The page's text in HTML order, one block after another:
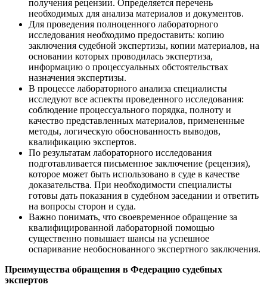
получения рецензии. Определяется перечень
необходимых для анализа материалов и документов.
Для проведения полноценного лабораторного
исследования необходимо предоставить: копию
заключения судебной экспертизы, копии материалов, на
основании которых проводилась экспертиза,
информацию о процессуальных обстоятельствах
назначения экспертизы.
В процессе лабораторного анализа специалисты
исследуют все аспекты проведенного исследования:
соблюдение процессуального порядка, полноту и
качество представленных материалов, примененные
методы, логическую обоснованность выводов,
квалификацию экспертов.
По результатам лабораторного исследования
подготавливается письменное заключение (рецензия),
которое может быть использовано в суде в качестве
доказательства. При необходимости специалисты
готовы дать показания в судебном заседании и ответить
на вопросы сторон и суда.
Важно понимать, что своевременное обращение за
квалифицированной лабораторной помощью
существенно повышает шансы на успешное
оспаривание необоснованного экспертного заключения.
Преимущества обращения в Федерацию судебных
экспертов